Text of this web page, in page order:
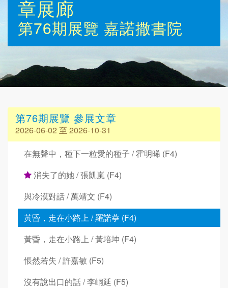
章展廊
第76期展覽 嘉諾撒書院
第76期展覽 參展文章
2026-06-02 至 2026-10-31
在無聲中，種下一粒愛的種子 / 霍明晞 (F4)
消失了的她 / 張凱嵐 (F4)
與冷漠對話 / 萬靖文 (F4)
黃昏，走在小路上 / 羅諾葶 (F4)
黃昏，走在小路上 / 黃培坤 (F4)
悵然若失 / 許嘉敏 (F5)
沒有說出口的話 / 李峒延 (F5)